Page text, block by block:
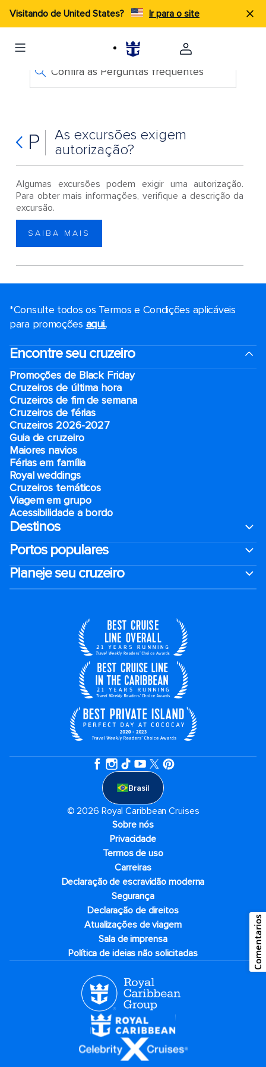
Visitando de United States? Ir para o site
Confira as Perguntas frequentes
P
As excursões exigem
autorização?
Algumas excursões podem exigir uma autorização.
Para obter mais informações, verifique a descrição da
excursão.
SAIBA MAIS
*Consulte todos os Termos e Condições aplicáveis ​​
para promoções aqui..
Encontre seu cruzeiro
Promoções de Black Friday
Cruzeiros de última hora
Cruzeiros de fim de semana
Cruzeiros de férias
Cruzeiros 2026-2027
Guia de cruzeiro
Maiores navios
Férias em família
Royal weddings
Cruzeiros temáticos
Viagem em grupo
Acessibilidade a bordo
Destinos
Portos populares
Planeje seu cruzeiro
Brasil
© 2026 Royal Caribbean Cruises
Sobre nós
Privacidade
Termos de uso
Carreiras
Declaração de escravidão moderna
Segurança
Declaração de direitos
Atualizações de viagem
Sala de imprensa
Política de ideias não solicitadas
Comentarios